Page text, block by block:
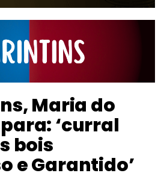
Maria do
‘curral
bois
e Garantido’